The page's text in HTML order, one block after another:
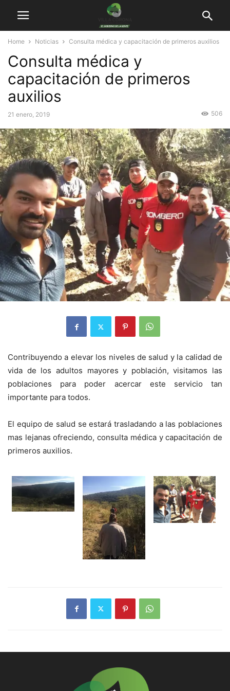
Home Noticias Consulta médica y capacitación de primeros auxilios
Consulta médica y
capacitación de primeros
auxilios
21 enero, 2019 506
Contribuyendo a elevar los niveles de salud y la calidad de
vida de los adultos mayores y población, visitamos las
poblaciones para poder acercar este servicio tan
importante para todos.
El equipo de salud se estará trasladando a las poblaciones
mas lejanas ofreciendo, consulta médica y capacitación de
primeros auxilios.